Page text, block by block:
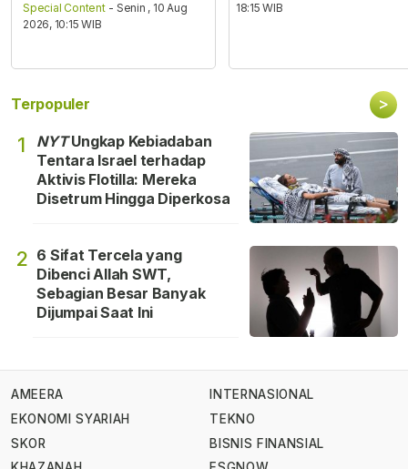
Special Content - Senin , 10 Aug
2026, 10:15 WIB
18:15 WIB
Terpopuler >
1 NYTUngkap Kebiadaban
Tentara Israel terhadap
Aktivis Flotilla: Mereka
Disetrum Hingga Diperkosa
2 6 Sifat Tercela yang
Dibenci Allah SWT,
Sebagian Besar Banyak
Dijumpai Saat Ini
AMEERA
EKONOMI SYARIAH
SKOR
INTERNASIONAL
TEKNO
BISNIS FINANSIAL